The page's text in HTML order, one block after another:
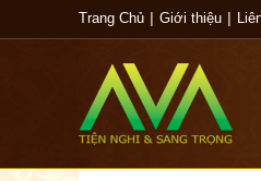
Trang Chủ Giới thiệu